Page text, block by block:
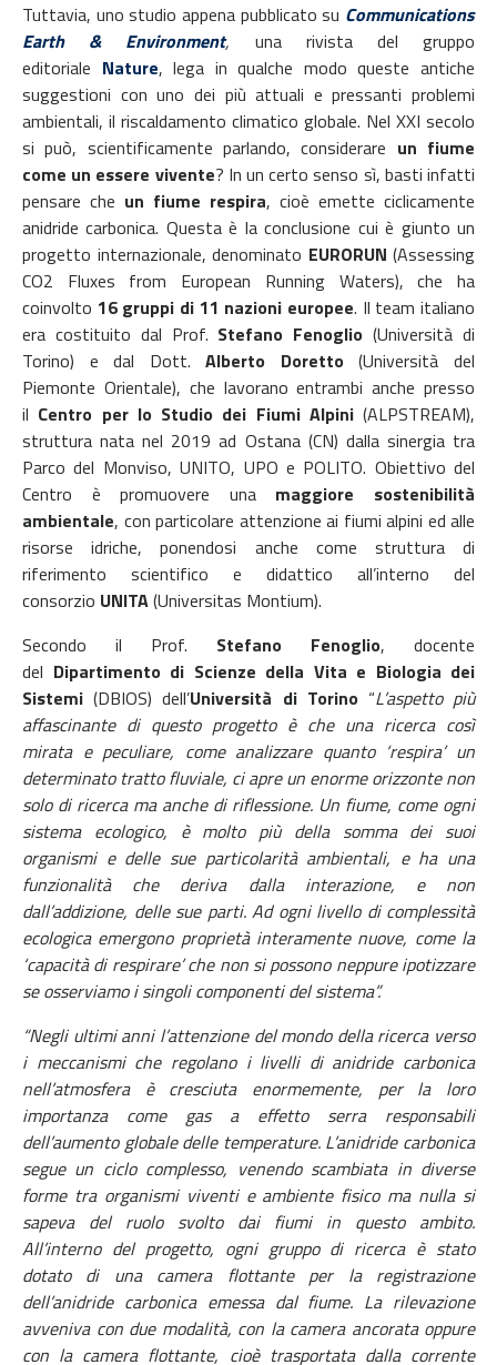
Tuttavia, uno studio appena pubblicato su Communications
Earth & Environment, una rivista del gruppo
editoriale Nature, lega in qualche modo queste antiche
suggestioni con uno dei più attuali e pressanti problemi
ambientali, il riscaldamento climatico globale. Nel XXI secolo
si può, scientificamente parlando, considerare un fiume
come un essere vivente? In un certo senso sì, basti infatti
pensare che un fiume respira, cioè emette ciclicamente
anidride carbonica. Questa è la conclusione cui è giunto un
progetto internazionale, denominato EURORUN (Assessing
CO2 Fluxes from European Running Waters), che ha
coinvolto 16 gruppi di 11 nazioni europee. Il team italiano
era costituito dal Prof. Stefano Fenoglio (Università di
Torino) e dal Dott.Alberto Doretto(Università del
Piemonte Orientale), che lavorano entrambi anche presso
il Centro per lo Studio dei Fiumi Alpini(ALPSTREAM),
struttura nata nel 2019 ad Ostana (CN) dalla sinergia tra
Parco del Monviso, UNITO, UPO e POLITO. Obiettivo del
Centro è promuovere una maggiore sostenibilità
ambientale, con particolare attenzione ai fiumi alpini ed alle
risorse idriche, ponendosi anche come struttura di
riferimento scientifico e didattico all’interno del
consorzio UNITA(Universitas Montium).
Secondo il Prof. Stefano Fenoglio, docente
del Dipartimento di Scienze della Vita e Biologia dei
Sistemi(DBIOS) dell’Università di Torino“L’aspetto più
affascinante di questo progetto è che una ricerca così
mirata e peculiare, come analizzare quanto ‘respira’ un
determinato tratto fluviale, ci apre un enorme orizzonte non
solo di ricerca ma anche di riflessione. Un fiume, come ogni
sistema ecologico, è molto più della somma dei suoi
organismi e delle sue particolarità ambientali, e ha una
funzionalità che deriva dalla interazione, e non
dall’addizione, delle sue parti. Ad ogni livello di complessità
ecologica emergono proprietà interamente nuove, come la
‘capacità di respirare’ che non si possono neppure ipotizzare
se osserviamo i singoli componenti del sistema”.
“Negli ultimi anni l’attenzione del mondo della ricerca verso
i meccanismi che regolano i livelli di anidride carbonica
nell’atmosfera è cresciuta enormemente, per la loro
importanza come gas a effetto serra responsabili
dell’aumento globale delle temperature. L’anidride carbonica
segue un ciclo complesso, venendo scambiata in diverse
forme tra organismi viventi e ambiente fisico ma nulla si
sapeva del ruolo svolto dai fiumi in questo ambito.
All’interno del progetto, ogni gruppo di ricerca è stato
dotato di una camera flottante per la registrazione
dell’anidride carbonica emessa dal fiume. La rilevazione
avveniva con due modalità, con la camera ancorata oppure
con la camera flottante, cioè trasportata dalla corrente